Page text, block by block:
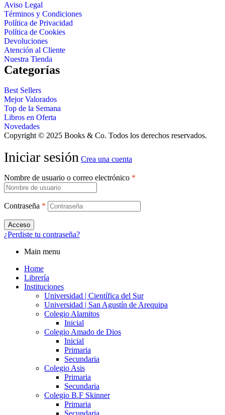
Aviso Legal
Términos y Condiciones
Política de Privacidad
Política de Cookies
Devoluciones
Atención al Cliente
Nuestra Tienda
Categorías
Best Sellers
Mejor Valorados
Top de la Semana
Libros en Oferta
Novedades
Copyright © 2025 Books & Co. Todos los derechos reservados.
Iniciar sesión Crea una cuenta
Nombre de usuario o correo electrónico *
Contraseña *
Acceso
¿Perdiste tu contraseña?
Main menu
Home
Librería
Instituciones
Universidad | Científica del Sur
Universidad | San Agustín de Arequipa
Colegio Alamitos
Inicial
Colegio Amado de Dios
Inicial
Primaria
Secundaria
Colegio Asis
Primaria
Secundaria
Colegio B.F Skinner
Primaria
Secundaria